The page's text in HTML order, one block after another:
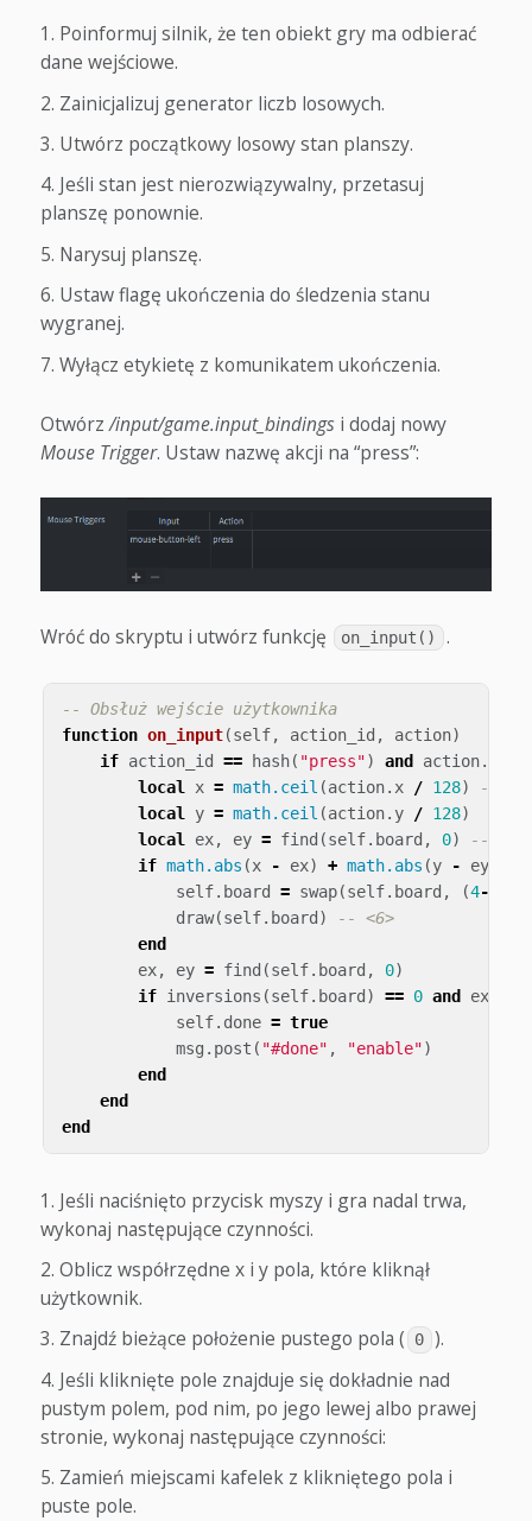
Poinformuj silnik, że ten obiekt gry ma odbierać
dane wejściowe.
Zainicjalizuj generator liczb losowych.
Utwórz początkowy losowy stan planszy.
Jeśli stan jest nierozwiązywalny, przetasuj
planszę ponownie.
Narysuj planszę.
Ustaw flagę ukończenia do śledzenia stanu
wygranej.
Wyłącz etykietę z komunikatem ukończenia.
Otwórz/input/game.input_bindingsi dodaj nowy
Mouse Trigger. Ustaw nazwę akcji na “press”:
Wróć do skryptu i utwórz funkcję on_input() .
-- Obsłuż wejście użytkownika
function on_input(self, action_id , action)
if action_id == hash( "press") and action.
local x = math.ceil (action.x / 128)
--
local y = math.ceil (action. y / 128)
local ex, ey = find (self. board , 0)
-- <3>
if math.abs (x - ex) + math.abs (y - ey
self. board = swap(self. board , (4-
draw(self. board )
-- <6>
end
ex, ey = find (self. board , 0)
if inversions (self. board ) == 0 and ex
self. done = true
msg . post ( "#done" , "enable")
end
end
end
Jeśli naciśnięto przycisk myszy i gra nadal trwa,
wykonaj następujące czynności.
Oblicz współrzędne x i y pola, które kliknął
użytkownik.
Znajdź bieżące położenie pustego pola (
0 ).
Jeśli kliknięte pole znajduje się dokładnie nad
pustym polem, pod nim, po jego lewej albo prawej
stronie, wykonaj następujące czynności:
Zamień miejscami kafelek z klikniętego pola i
puste pole.